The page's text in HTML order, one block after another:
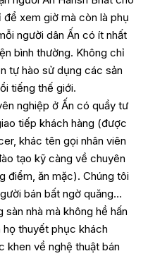
xem giờ mà còn là phụ
người dân Ấn có ít nhất
bình thường. Không chỉ
tự hào sử dụng các sản
tiếng thế giới.
nghiệp ở Ấn có quầy tư
tiếp khách hàng (được
khác tên gọi nhân viên
tạo kỹ càng về chuyên
điểm, ăn mặc). Chúng tôi
bán bất ngờ quăng…
nhà mà không hề hấn
thuyết phục khách
khen về nghệ thuật bán